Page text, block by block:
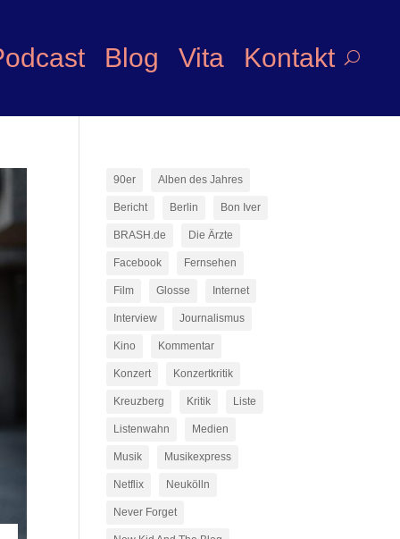
Blog Vita Kontakt
90er Alben des Jahres
Bericht Berlin Bon Iver
BRASH.de Die Ärzte
Facebook Fernsehen
Film Glosse Internet
Interview Journalismus
Kino Kommentar
Konzert Konzertkritik
Kreuzberg Kritik Liste
Listenwahn Medien
Musik Musikexpress
Netflix Neukölln
Never Forget